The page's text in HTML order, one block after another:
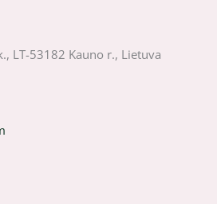
LT-53182 Kauno r., Lietuva